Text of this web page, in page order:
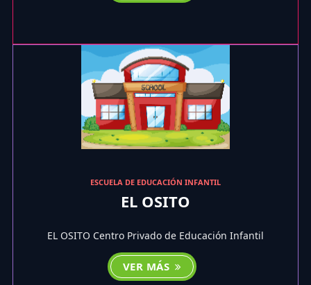
ESCUELA DE EDUCACIÓN INFANTIL
EL OSITO
EL OSITO Centro Privado de Educación Infantil
VER MÁS